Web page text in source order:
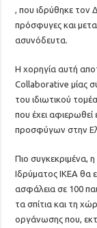
, που ιδρύθηκε τον
πρόσφυγες και
ασυνόδευτα.
Η χορηγία αυτή
Collaborative μίας
του ιδιωτικού
που έχει
προσφύγων στην
Πιο συγκεκριμένα,
Ιδρύματος IKEA θα
ασφάλεια σε 100
τα σπίτια και τη
οργάνωσης που,